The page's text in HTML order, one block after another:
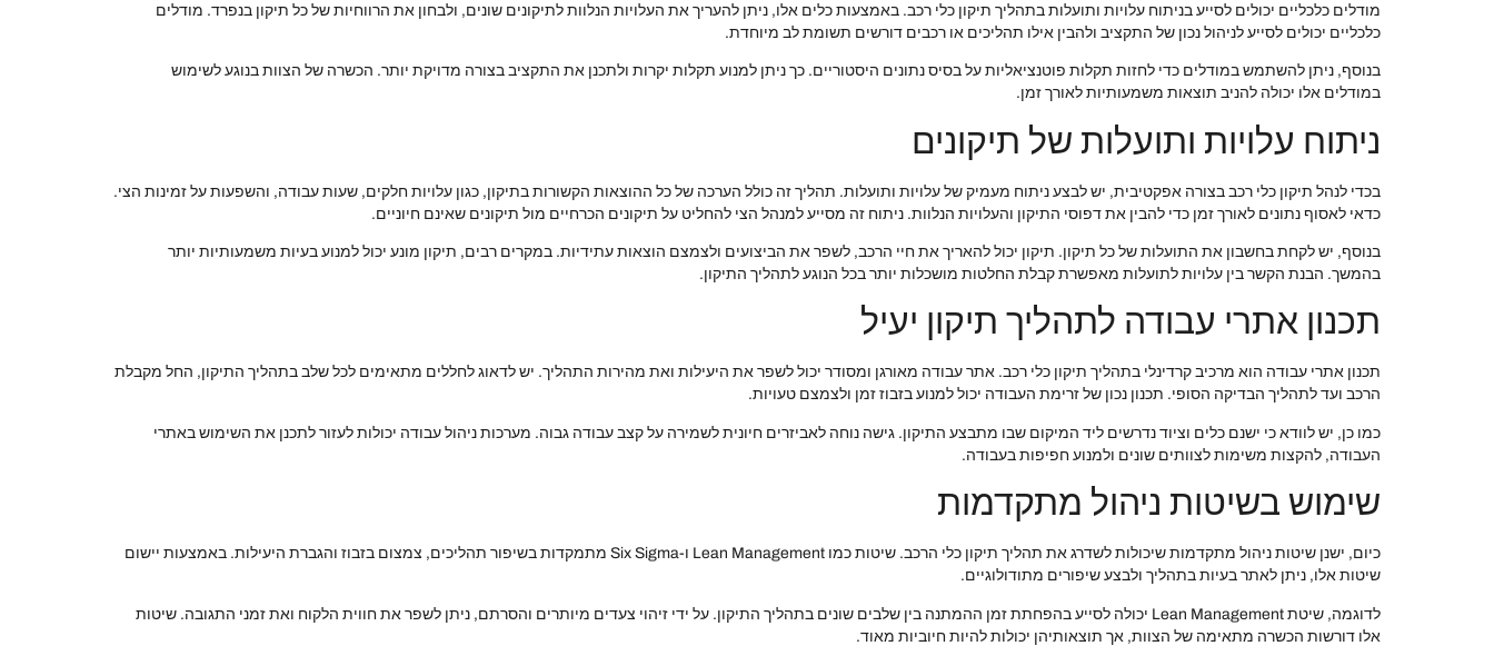
מודלים כלכליים יכולים לסייע בניתוח עלויות ותועלות בתהליך תיקון כלי רכב. באמצעות כלים אלו, ניתן להעריך את העלויות הנלוות לתיקונים שונים, ולבחון את הרווחיות של כל תיקון בנפרד. מודלים
כלכליים יכולים לסייע לניהול נכון של התקציב ולהבין אילו תהליכים או רכבים דורשים תשומת לב מיוחדת.
בנוסף, ניתן להשתמש במודלים כדי לחזות תקלות פוטנציאליות על בסיס נתונים היסטוריים. כך ניתן למנוע תקלות יקרות ולתכנן את התקציב בצורה מדויקת יותר. הכשרה של הצוות בנוגע לשימוש
במודלים אלו יכולה להניב תוצאות משמעותיות לאורך זמן.
ניתוח עלויות ותועלות של תיקונים
בכדי לנהל תיקון כלי רכב בצורה אפקטיבית, יש לבצע ניתוח מעמיק של עלויות ותועלות. תהליך זה כולל הערכה של כל ההוצאות הקשורות בתיקון, כגון עלויות חלקים, שעות עבודה, והשפעות על זמינות הצי.
כדאי לאסוף נתונים לאורך זמן כדי להבין את דפוסי התיקון והעלויות הנלוות. ניתוח זה מסייע למנהל הצי להחליט על תיקונים הכרחיים מול תיקונים שאינם חיוניים.
בנוסף, יש לקחת בחשבון את התועלות של כל תיקון. תיקון יכול להאריך את חיי הרכב, לשפר את הביצועים ולצמצם הוצאות עתידיות. במקרים רבים, תיקון מונע יכול למנוע בעיות משמעותיות יותר
בהמשך. הבנת הקשר בין עלויות לתועלות מאפשרת קבלת החלטות מושכלות יותר בכל הנוגע לתהליך התיקון.
תכנון אתרי עבודה לתהליך תיקון יעיל
תכנון אתרי עבודה הוא מרכיב קרדינלי בתהליך תיקון כלי רכב. אתר עבודה מאורגן ומסודר יכול לשפר את היעילות ואת מהירות התהליך. יש לדאוג לחללים מתאימים לכל שלב בתהליך התיקון, החל מקבלת
הרכב ועד לתהליך הבדיקה הסופי. תכנון נכון של זרימת העבודה יכול למנוע בזבוז זמן ולצמצם טעויות.
כמו כן, יש לוודא כי ישנם כלים וציוד נדרשים ליד המיקום שבו מתבצע התיקון. גישה נוחה לאביזרים חיונית לשמירה על קצב עבודה גבוה. מערכות ניהול עבודה יכולות לעזור לתכנן את השימוש באתרי
העבודה, להקצות משימות לצוותים שונים ולמנוע חפיפות בעבודה.
שימוש בשיטות ניהול מתקדמות
כיום, ישנן שיטות ניהול מתקדמות שיכולות לשדרג את תהליך תיקון כלי הרכב. שיטות כמו Lean Management ו-Six Sigma מתמקדות בשיפור תהליכים, צמצום בזבוז והגברת היעילות. באמצעות יישום
שיטות אלו, ניתן לאתר בעיות בתהליך ולבצע שיפורים מתודולוגיים.
לדוגמה, שיטת Lean Management יכולה לסייע בהפחתת זמן ההמתנה בין שלבים שונים בתהליך התיקון. על ידי זיהוי צעדים מיותרים והסרתם, ניתן לשפר את חווית הלקוח ואת זמני התגובה. שיטות
אלו דורשות הכשרה מתאימה של הצוות, אך תוצאותיהן יכולות להיות חיוביות מאוד.